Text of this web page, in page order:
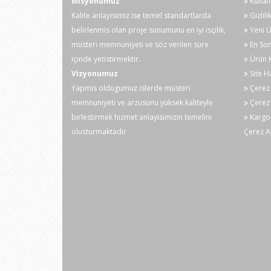
Pil Ekran
ışıklandırma
EL
Aşırı Voltaj Uyarı
Max. Analog Bar
Kalite anlayisimiz ise temel standartlarda
belirlenmis olan proje sunumunu en iyi isçilik,
müsteri memnuniyeti ve söz verilen süre
içinde yetistirmektir.
Vizyonumuz
Yapmis oldugumuz islerde müsteri
memnuniyeti ve arzusunu yüksek kaliteyle
birlestirmek hizmet anlayisimizin temelini
olusturmaktadir
Yeni
En
Ürün
Site
Çerez